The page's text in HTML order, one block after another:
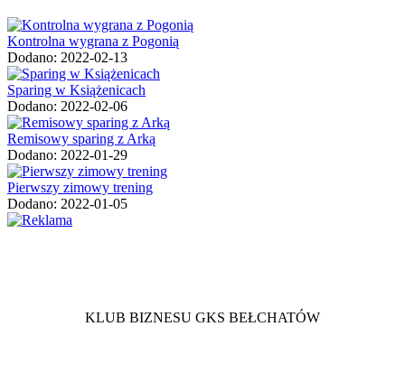
Kontrolna wygrana z Pogonią
Dodano: 2022-02-13
Sparing w Książenicach
Dodano: 2022-02-06
Remisowy sparing z Arką
Dodano: 2022-01-29
Pierwszy zimowy trening
Dodano: 2022-01-05
KLUB BIZNESU GKS BEŁCHATÓW